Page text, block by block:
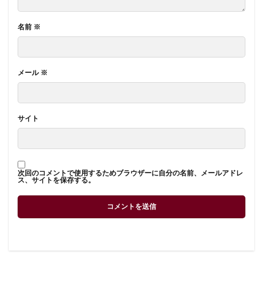
名前 ※
メール ※
サイト
次回のコメントで使用するためブラウザーに自分の名前、メールアドレ
ス、サイトを保存する。